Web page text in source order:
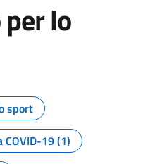
lo
pagina
sport
COVID-19 (1)